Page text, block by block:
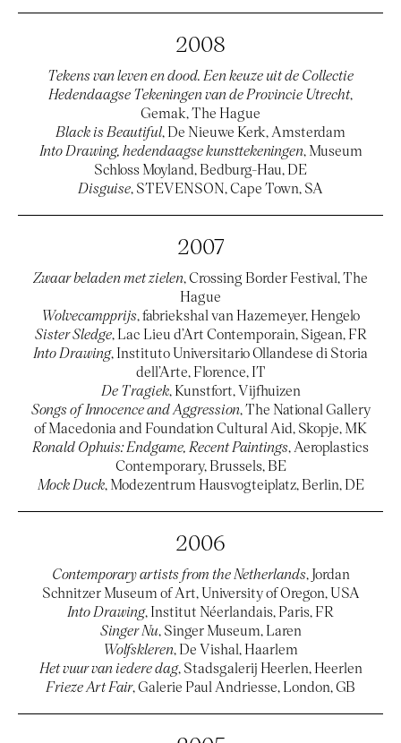
2008
Tekens van leven en dood. Een keuze uit de Collectie
Hedendaagse Tekeningen van de Provincie Utrecht,
Gemak, The Hague
Black is Beautiful, De Nieuwe Kerk, Amsterdam
Into Drawing, hedendaagse kunsttekeningen, Museum
Schloss Moyland, Bedburg-Hau, DE
Disguise, STEVENSON, Cape Town, SA
2007
Zwaar beladen met zielen, Crossing Border Festival, The
Hague
Wolvecampprijs, fabriekshal van Hazemeyer, Hengelo
Sister Sledge, Lac Lieu d’Art Contemporain, Sigean, FR
Into Drawing, Instituto Universitario Ollandese di Storia
dell’Arte, Florence, IT
De Tragiek, Kunstfort, Vijfhuizen
Songs of Innocence and Aggression, The National Gallery
of Macedonia and Foundation Cultural Aid, Skopje, MK
Ronald Ophuis: Endgame, Recent Paintings, Aeroplastics
Contemporary, Brussels, BE
Mock Duck, Modezentrum Hausvogteiplatz, Berlin, DE
2006
Contemporary artists from the Netherlands, Jordan
Schnitzer Museum of Art, University of Oregon, USA
Into Drawing, Institut Néerlandais, Paris, FR
Singer Nu, Singer Museum, Laren
Wolfskleren, De Vishal, Haarlem
Het vuur van iedere dag, Stadsgalerij Heerlen, Heerlen
Frieze Art Fair, Galerie Paul Andriesse, London, GB